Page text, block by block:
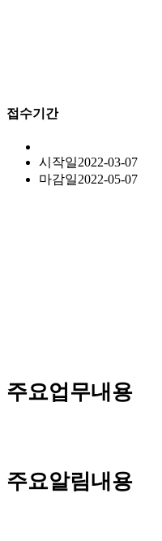
접수기간
시작일2022-03-07
마감일2022-05-07
주요업무내용
주요알림내용